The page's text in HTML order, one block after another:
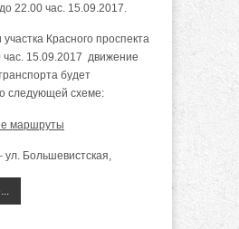
22.00 час. 15.09.2017.
Красного проспекта
час. 15.09.2017 движение
будет
следующей схеме:
маршруты
Большевистская,